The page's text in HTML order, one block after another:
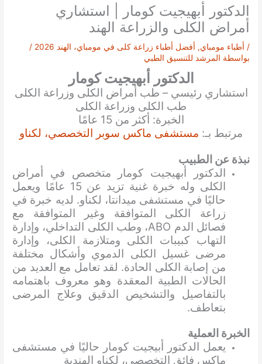
الدكتور أبهيجيت كومار | استشاري
أمراض الكلى والزراعة الهند
/ أطباء مومباي, أفضل أطباء زراعة كلى في مومباي، الهند 2026
/
بواسطة المرشد للتنسيق الطبي
الدكتور أبهيجيت كومار
استشاري رئيسي – طب أمراض الكلى وزراعة الكلى
طب الكلى وزراعة الكلى
الخبرة: أكثر من 15 عامًا
مرتبط بـ: مستشفى ماكس سوبر التخصصي، لكناو
نبذة عن الطبيب
الدكتور أبهيجيت كومار متخصص في أمراض
الكلى وله خبرة غنية تزيد عن 15 عامًا ويعمل
حاليًا في مستشفى ميدانتا، لكناو. لديه خبرة في
زراعة الكلى المتوافقة وغير المتوافقة مع
فصائل الدم ABO، وطب الكلى التداخلي، وإدارة
التهاب كبيبات الكلى ومتلازمة الكلى، وإدارة
مرضى غسيل الكلى الدموي وأشكال مختلفة
من إصابة الكلى الحادة. لقد تعامل مع العديد من
الحالات الطبية المعقدة وهو معروف باهتمامه
بالتفاصيل والتشخيص الدقيق وعلاج المرضى
بتعاطف.
الخبرة العملية
يعمل الدكتور أبيجيت كومار حاليًا في مستشفى
ماكس فائق التخصصي، لكناو الهندية